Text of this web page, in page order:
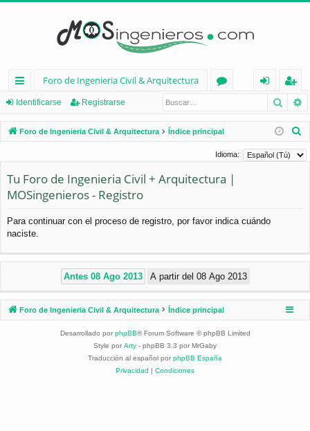
nl
ac
es
pi
os
Foro de Ingenieria Civil & Arquitectura
os
nt
ifi
eg
ist
ra
Identificarse Registrarse
Foro de Ingenieria Civil & Arquitectura Índice principal
s
Idioma:
Tu Foro de Ingenieria Civil + Arquitectura |
MOSingenieros - Registro
Para continuar con el proceso de registro, por favor indica cuándo
naciste.
Foro de Ingenieria Civil & Arquitectura Índice principal
Desarrollado por phpBB® Forum Software © phpBB Limited
Style por Arty - phpBB 3.3 por MrGaby
Traducción al español por phpBB España
Privacidad | Condiciones